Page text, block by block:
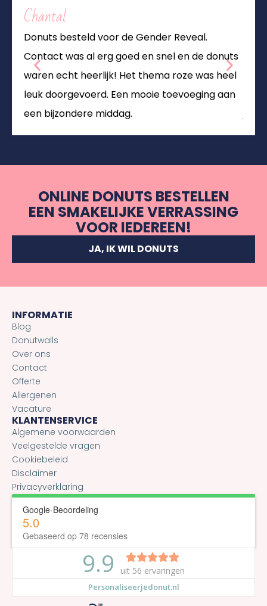
Chantal
Donuts besteld voor de Gender Reveal.
Contact was al erg goed en snel en de donuts
waren echt heerlijk! Het thema roze was heel
leuk doorgevoerd. Een mooie toevoeging aan
een bijzondere middag.
ONLINE DONUTS BESTELLEN
EEN SMAKELIJKE VERRASSING
VOOR IEDEREEN!
JA, IK WIL DONUTS
INFORMATIE
Blog
Donutwalls
Over ons
Contact
Offerte
Allergenen
Vacature
KLANTENSERVICE
Algemene voorwaarden
Veelgestelde vragen
Cookiebeleid
Disclaimer
Privacyverklaring
Google-Beoordeling
5.0
Gebaseerd op 78 recensies